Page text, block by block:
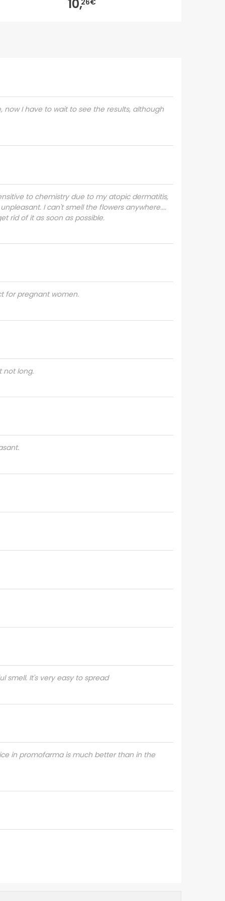
10,
now I have to wait to see the results, although
to chemistry due to my atopic dermatitis,
I can't smell the flowers anywhere....
rid of it as soon as possible.
for pregnant women.
not long.
smell. It's very easy to spread
in promofarma is much better than in the